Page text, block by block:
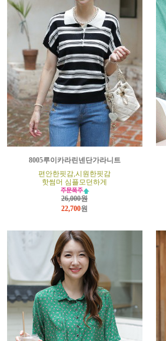
8005루이카라린넨단가라니트
편안한핏감,시원한핏감
핫썸머 심플모던하게
26,000원
22,700원